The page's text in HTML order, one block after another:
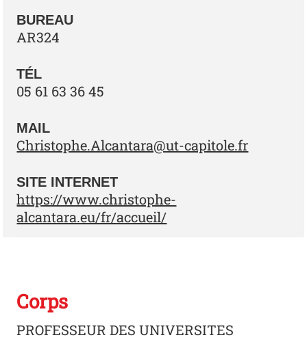
BUREAU
AR324
TÉL
05 61 63 36 45
MAIL
Christophe.Alcantara@ut-capitole.fr
SITE INTERNET
https://www.christophe-
alcantara.eu/fr/accueil/
Corps
PROFESSEUR DES UNIVERSITES